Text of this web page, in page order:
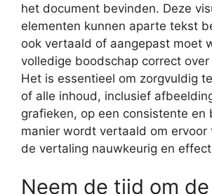
het document bevinden. Deze
elementen kunnen aparte tekst
ook vertaald of aangepast moet
volledige boodschap correct
Het is essentieel om zorgvuldig
of alle inhoud, inclusief
grafieken, op een consistente en
manier wordt vertaald om ervoor
de vertaling nauwkeurig en
Neem de tijd om de